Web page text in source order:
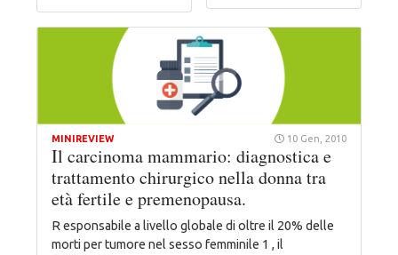
MINIREVIEW 10 Gen, 2010
Il carcinoma mammario: diagnostica e
trattamento chirurgico nella donna tra
età fertile e premenopausa.
R esponsabile a livello globale di oltre il 20% delle
morti per tumore nel sesso femminile 1 , il